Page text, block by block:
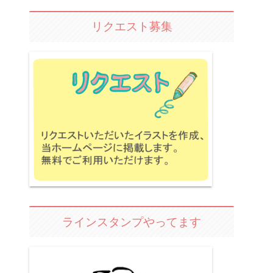
リクエスト募集
ラインスタンプやってます